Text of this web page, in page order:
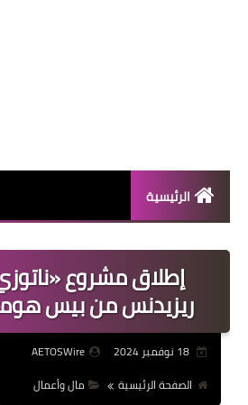
الرئيسية
منوعات
صحة
تكنولوجيا
إطلاق مشروع
ريزيدنس من بيس
18 نوفمبر 2024
AETOSWire
الصفحة الرئيسية
مال وأعمال